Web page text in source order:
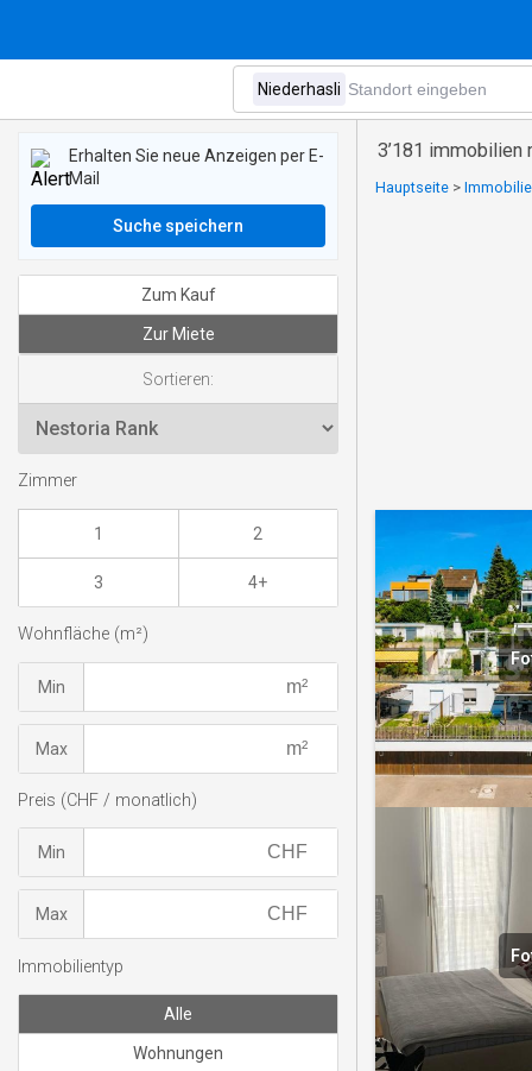
3’181 immobilien
Hauptseite >
Erhalten Sie neue Anzeigen per E-
Mail
Suche speichern
Zum Kauf
Zur Miete
Sortieren:
Zimmer
1 2
3 4+
Wohnfläche (m²)
Min
Max
Preis (CHF / monatlich)
Min
Max
Immobilientyp
Alle
Wohnungen